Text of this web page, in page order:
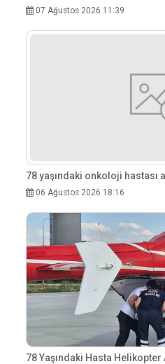
07 Ağustos 2026 11:39
06 Ağustos 2026 18:16